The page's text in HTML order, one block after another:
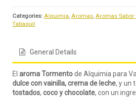
Categories: Alquimia, Aromas, Aromas Sabor
Tabaquil
General Details
El aroma Tormentode Alquimia para
dulce con vainilla, crema de leche, y un
tostados, coco y chocolate, con un